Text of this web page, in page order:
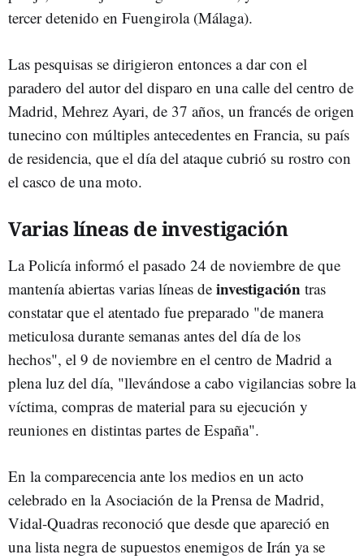
tercer detenido en Fuengirola (Málaga).
Las pesquisas se dirigieron entonces a dar con el
paradero del autor del disparo en una calle del centro de
Madrid, Mehrez Ayari, de 37 años, un francés de origen
tunecino con múltiples antecedentes en Francia, su país
de residencia, que el día del ataque cubrió su rostro con
el casco de una moto.
Varias líneas de investigación
La Policía informó el pasado 24 de noviembre de que
mantenía abiertas varias líneas de investigación tras
constatar que el atentado fue preparado "de manera
meticulosa durante semanas antes del día de los
hechos", el 9 de noviembre en el centro de Madrid a
plena luz del día, "llevándose a cabo vigilancias sobre la
víctima, compras de material para su ejecución y
reuniones en distintas partes de España".
En la comparecencia ante los medios en un acto
celebrado en la Asociación de la Prensa de Madrid,
Vidal-Quadras reconoció que desde que apareció en
una lista negra de supuestos enemigos de Irán ya se